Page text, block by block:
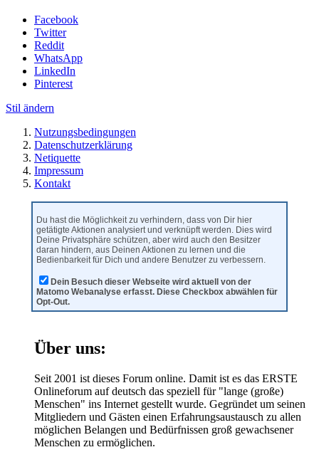
Facebook
Twitter
Reddit
WhatsApp
LinkedIn
Pinterest
Stil ändern
Nutzungsbedingungen
Datenschutzerklärung
Netiquette
Impressum
Kontakt
Du hast die Möglichkeit zu verhindern, dass von Dir hier
getätigte Aktionen analysiert und verknüpft werden. Dies wird
Deine Privatsphäre schützen, aber wird auch den Besitzer
daran hindern, aus Deinen Aktionen zu lernen und die
Bedienbarkeit für Dich und andere Benutzer zu verbessern.
Dein Besuch dieser Webseite wird aktuell von der
Matomo Webanalyse erfasst. Diese Checkbox abwählen für
Opt-Out.
Über uns:
Seit 2001 ist dieses Forum online. Damit ist es das ERSTE
Onlineforum auf deutsch das speziell für "lange (große)
Menschen" ins Internet gestellt wurde. Gegründet um seinen
Mitgliedern und Gästen einen Erfahrungsaustausch zu allen
möglichen Belangen und Bedürfnissen groß gewachsener
Menschen zu ermöglichen.